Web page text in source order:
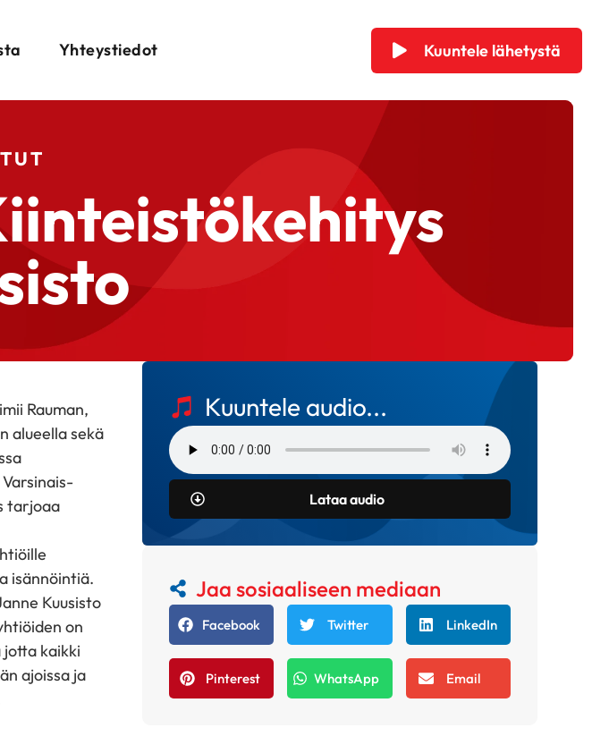
Yhteystiedot Kuuntele lähetystä
Rauman,
alueella sekä
tarjoaa
isännöintiä.
Kuusisto
on
jotta kaikki
ajoissa ja
Kuuntele audio...
Lataa audio
Jaa sosiaaliseen mediaan
Facebook Twitter LinkedIn
Pinterest WhatsApp Email